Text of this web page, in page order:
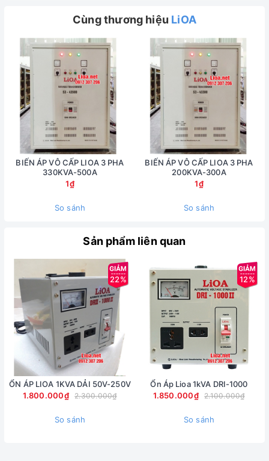
Cùng thương hiệu LiOA
BIẾN ÁP VÔ CẤP LIOA 3 PHA
330KVA-500A
1₫
So sánh
BIẾN ÁP VÔ CẤP LIOA 3 PHA
200KVA-300A
1₫
So sánh
Sản phẩm liên quan
22%
ỔN ÁP LIOA 1KVA DẢI 50V-250V
1.800.000₫
2.300.000₫
So sánh
12%
Ổn Áp Lioa 1kVA DRI-1000
1.850.000₫
2.100.000₫
So sánh